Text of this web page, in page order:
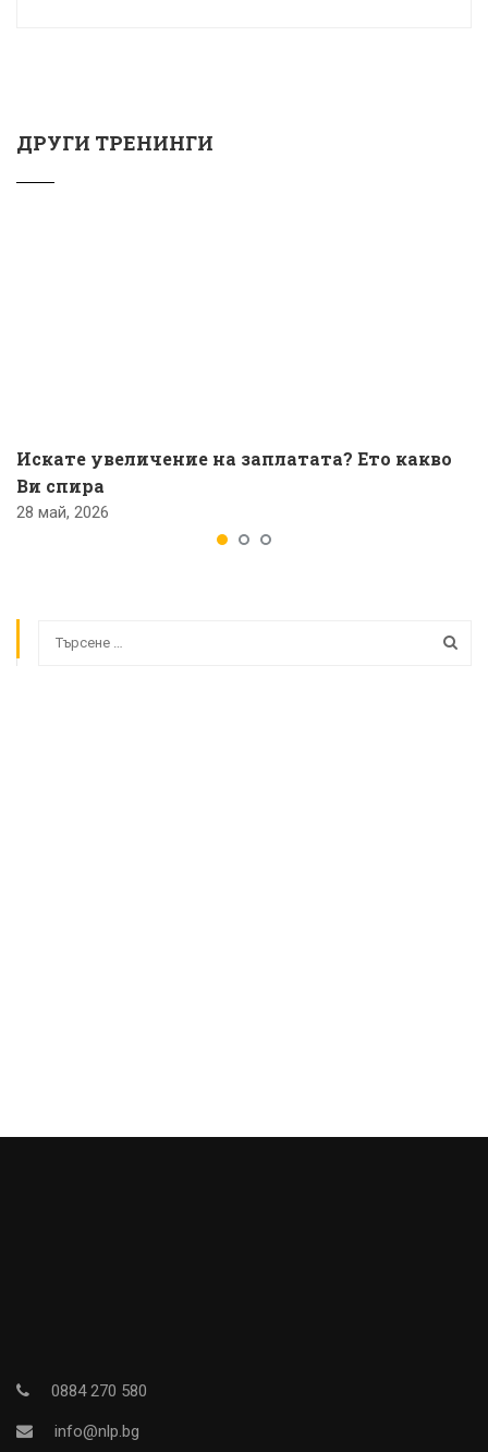
ДРУГИ ТРЕНИНГИ
Искате увеличение на заплатата? Ето какво
Ви спира
28 май, 2026
0884 270 580
info@nlp.bg